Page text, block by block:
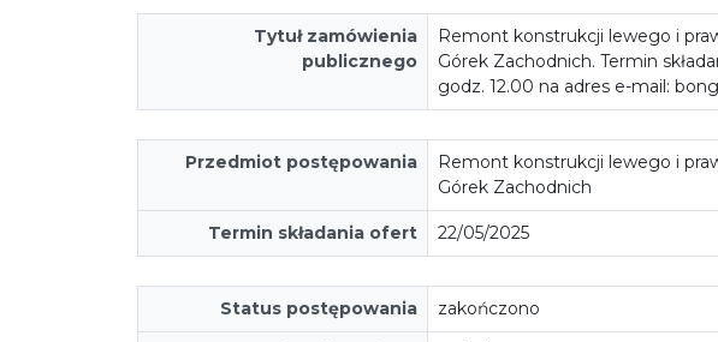
Tytuł zamówienia
publicznego
Remont konstrukcji lewego i
Górek Zachodnich. Termin
godz. 12.00 na adres e-mail:
Przedmiot postępowania
Remont konstrukcji lewego i
Górek Zachodnich
Termin składania ofert 22/05/2025
Status postępowania zakończono